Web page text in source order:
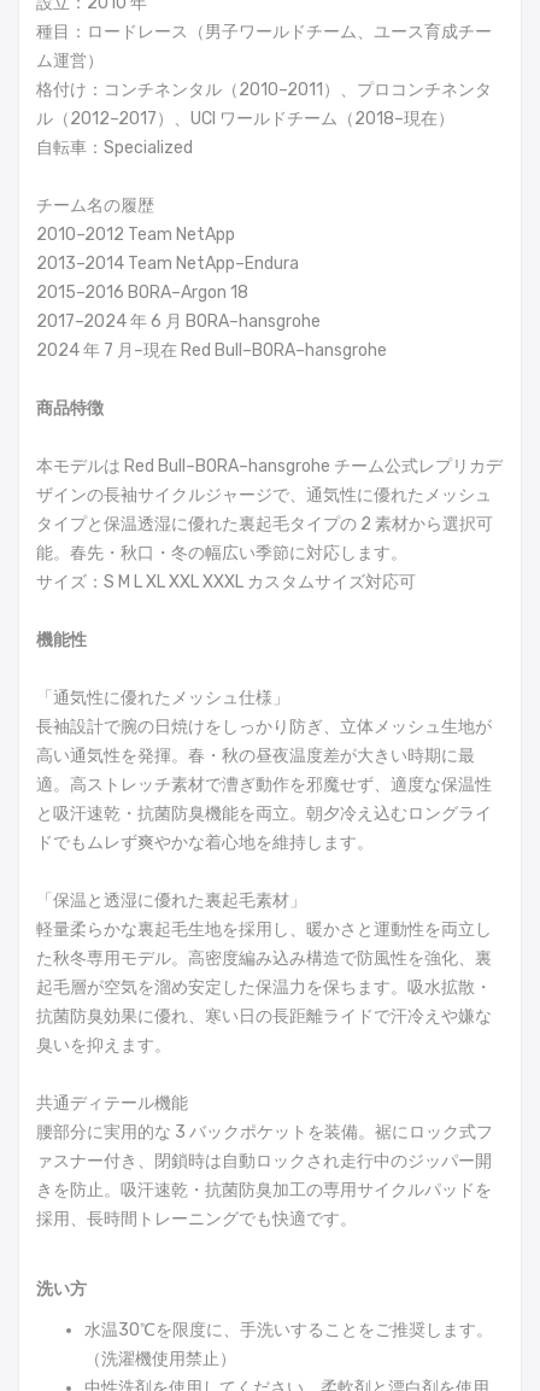
種目：ロードレース（男子ワールドチーム、ユース育成チー
ム運営）
格付け：コンチネンタル（2010–2011）、プロコンチネンタ
ル（2012–2017）、UCI ワールドチーム（2018–現在）
自転車：Specialized
チーム名の履歴
2010–2012 Team NetApp
2013–2014 Team NetApp–Endura
2015–2016 BORA–Argon 18
2017–2024 年 6 月 BORA–hansgrohe
2024 年 7 月–現在 Red Bull–BORA–hansgrohe
商品特徴
本モデルは Red Bull–BORA–hansgrohe チーム公式レプリカデ
ザインの長袖サイクルジャージで、通気性に優れたメッシュ
タイプと保温透湿に優れた裏起毛タイプの 2 素材から選択可
能。春先・秋口・冬の幅広い季節に対応します。
サイズ：S M L XL XXL XXXL カスタムサイズ対応可
機能性
「通気性に優れたメッシュ仕様」
長袖設計で腕の日焼けをしっかり防ぎ、立体メッシュ生地が
高い通気性を発揮。春・秋の昼夜温度差が大きい時期に最
適。高ストレッチ素材で漕ぎ動作を邪魔せず、適度な保温性
と吸汗速乾・抗菌防臭機能を両立。朝夕冷え込むロングライ
ドでもムレず爽やかな着心地を維持します。
「保温と透湿に優れた裏起毛素材」
軽量柔らかな裏起毛生地を採用し、暖かさと運動性を両立し
た秋冬専用モデル。高密度編み込み構造で防風性を強化、裏
起毛層が空気を溜め安定した保温力を保ちます。吸水拡散・
抗菌防臭効果に優れ、寒い日の長距離ライドで汗冷えや嫌な
臭いを抑えます。
共通ディテール機能
腰部分に実用的な 3 バックポケットを装備。裾にロック式フ
ァスナー付き、閉鎖時は自動ロックされ走行中のジッパー開
きを防止。吸汗速乾・抗菌防臭加工の専用サイクルパッドを
採用、長時間トレーニングでも快適です。
洗い方
水温30℃を限度に、手洗いすることをご推奨します。
（洗濯機使用禁止）